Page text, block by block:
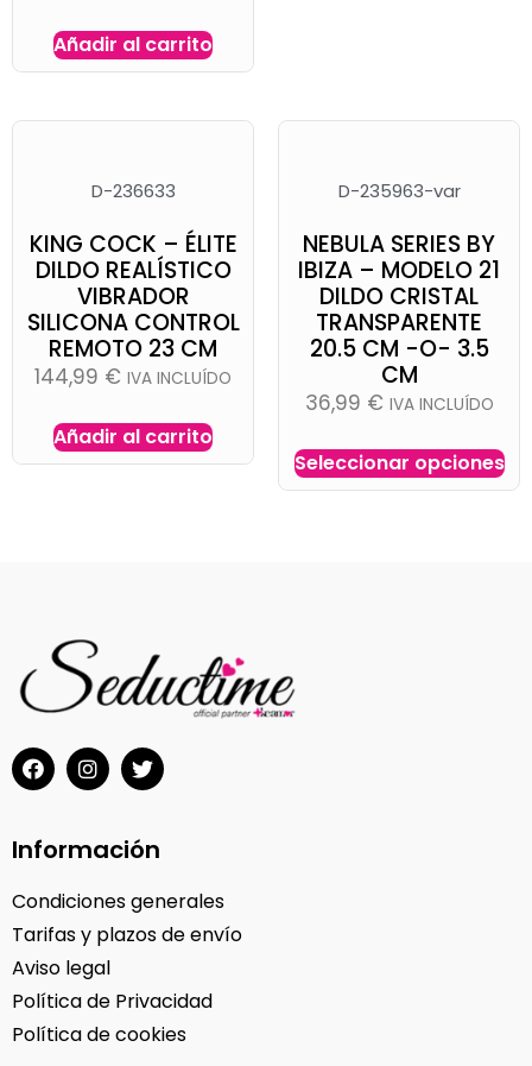
Añadir al carrito
D-236633
KING COCK – ÉLITE
DILDO REALÍSTICO
VIBRADOR
SILICONA CONTROL
REMOTO 23 CM
144,99 € IVA INCLUÍDO
Añadir al carrito
D-235963-var
NEBULA SERIES BY
IBIZA – MODELO 21
DILDO CRISTAL
TRANSPARENTE
20.5 CM -O- 3.5
CM
36,99 € IVA INCLUÍDO
Seleccionar opciones
Información
Condiciones generales
Tarifas y plazos de envío
Aviso legal
Política de Privacidad
Política de cookies